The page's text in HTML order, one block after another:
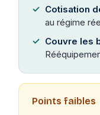
Cotisation
au régime
Couvre les
Points faibles